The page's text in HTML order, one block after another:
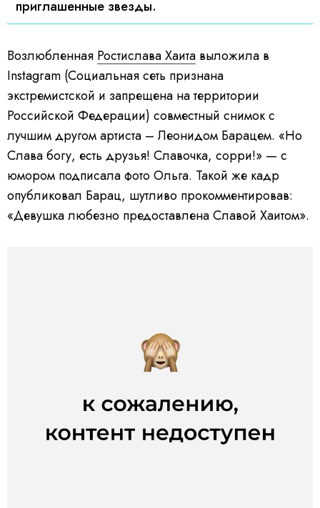
приглашенные звезды.
Возлюбленная Ростислава Хаита выложила в
Instagram (Социальная сеть признана
экстремистской и запрещена на территории
Российской Федерации) совместный снимок с
лучшим другом артиста – Леонидом Барацем. «Но
Слава богу, есть друзья! Славочка, сорри!» — с
юмором подписала фото Ольга. Такой же кадр
опубликовал Барац, шутливо прокомментировав:
«Девушка любезно предоставлена Славой Хаитом».